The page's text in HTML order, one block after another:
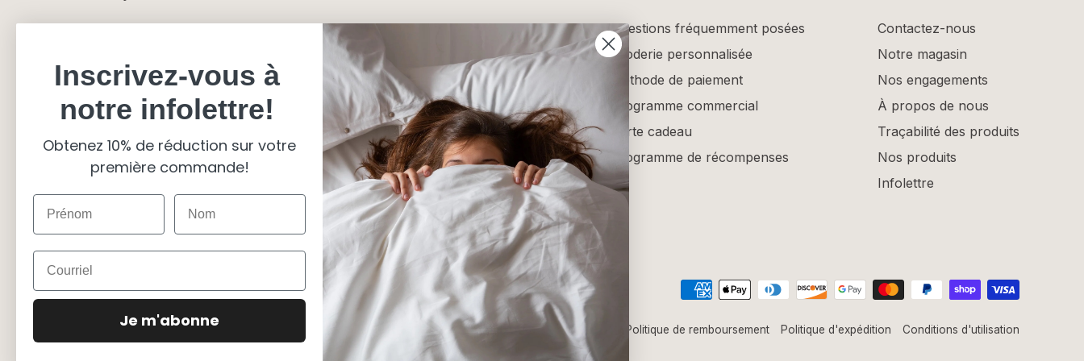
Informations de livraison
Retours et échanges
Guide d'entretien
Guide des tailles
Termes et conditions
Blog
Avis
Questions fréquemment posées
Broderie personnalisée
Méthode de paiement
Programme commercial
Carte cadeau
Programme de récompenses
Contactez-nous
Notre magasin
Nos engagements
À propos de nous
Traçabilité des produits
Nos produits
Infolettre
Politique de confidentialité Politique de remboursement Politique d'expédition Conditions d'utilisation
Carré Blanc Canada.
Inscrivez-vous à
notre infolettre!
Obtenez 10% de réduction sur votre
première commande!
Je m'abonne